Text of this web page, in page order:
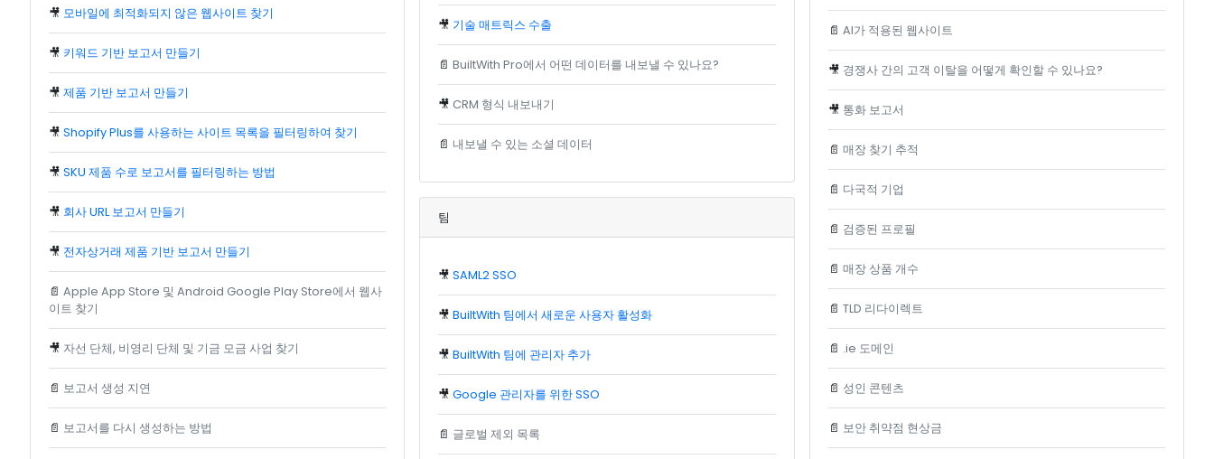
🎥 모바일에 최적화되지 않은 웹사이트 찾기
🎥 키워드 기반 보고서 만들기
🎥 제품 기반 보고서 만들기
🎥 Shopify Plus를 사용하는 사이트 목록을 필터링하여 찾기
🎥 SKU 제품 수로 보고서를 필터링하는 방법
🎥 회사 URL 보고서 만들기
🎥 전자상거래 제품 기반 보고서 만들기
📄 Apple App Store 및 Android Google Play Store에서 웹사
이트 찾기
🎥 자선 단체, 비영리 단체 및 기금 모금 사업 찾기
📄 보고서 생성 지연
📄 보고서를 다시 생성하는 방법
🎥 기술 매트릭스 수출
📄BuiltWith Pro에서 어떤 데이터를 내보낼 수 있나요?
🎥 CRM 형식 내보내기
📄 내보낼 수 있는 소셜 데이터
팀
🎥SAML2 SSO
🎥BuiltWith 팀에서 새로운 사용자 활성화
🎥BuiltWith 팀에 관리자 추가
🎥Google 관리자를 위한 SSO
📄 글로벌 제외 목록
📄 AI가 적용된 웹사이트
🎥 경쟁사 간의 고객 이탈을 어떻게 확인할 수 있나요?
🎥 통화 보고서
📄 매장 찾기 추적
📄 다국적 기업
📄 검증된 프로필
📄 매장 상품 개수
📄 TLD 리다이렉트
📄 .ie 도메인
📄 성인 콘텐츠
📄 보안 취약점 현상금